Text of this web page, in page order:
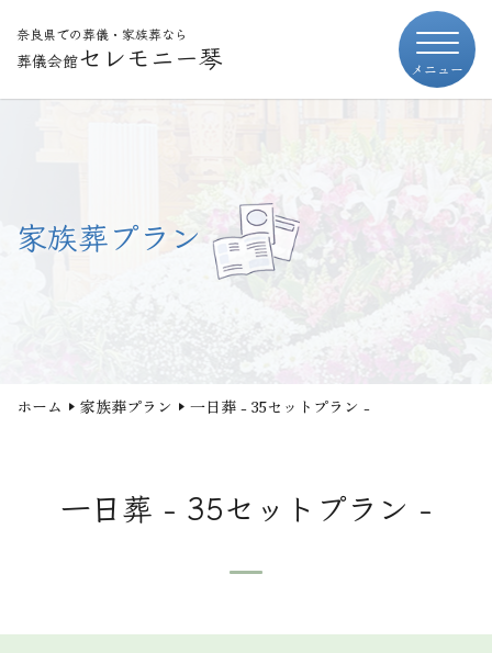
奈良県での葬儀・家族葬なら
葬儀会館セレモニー琴 メニュー
家族葬プラン
ホーム 家族葬プラン 一日葬 - 35セットプラン -
一日葬 - 35セットプラン -